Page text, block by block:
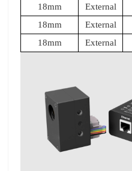
18mm External
18mm
External
18mm
External